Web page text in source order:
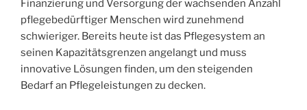
Finanzierung und Versorgung der wachsenden Anzahl
pflegebedürftiger Menschen wird zunehmend
schwieriger. Bereits heute ist das Pflegesystem an
seinen Kapazitätsgrenzen angelangt und muss
innovative Lösungen finden, um den steigenden
Bedarf an Pflegeleistungen zu decken.